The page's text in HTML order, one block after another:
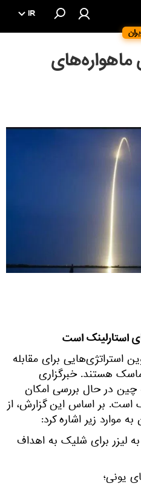
IR
استارلینک است
استراتژی‌هایی برای مقابله
هستند. خبرگزاری
در حال بررسی امکان
است. بر اساس این گزارش، از
موارد زیر اشاره کرد:
به لیزر برای شلیک به اهداف
یونی؛